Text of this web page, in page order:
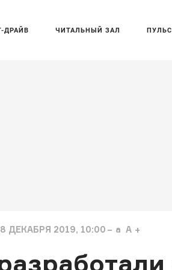
ДРАЙВ ЧИТАЛЬНЫЙ ЗАЛ ПУЛЬС
ДЕКАБРЯ 2019, 10:00 a A